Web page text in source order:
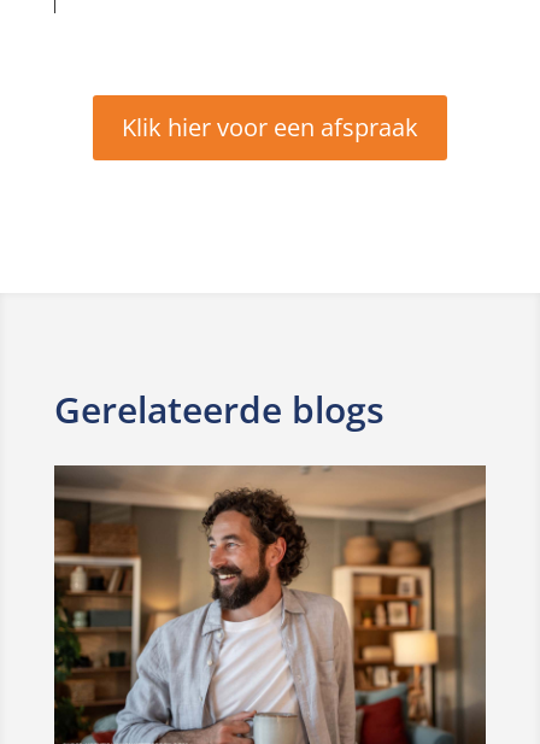
Klik hier voor een afspraak
Gerelateerde blogs